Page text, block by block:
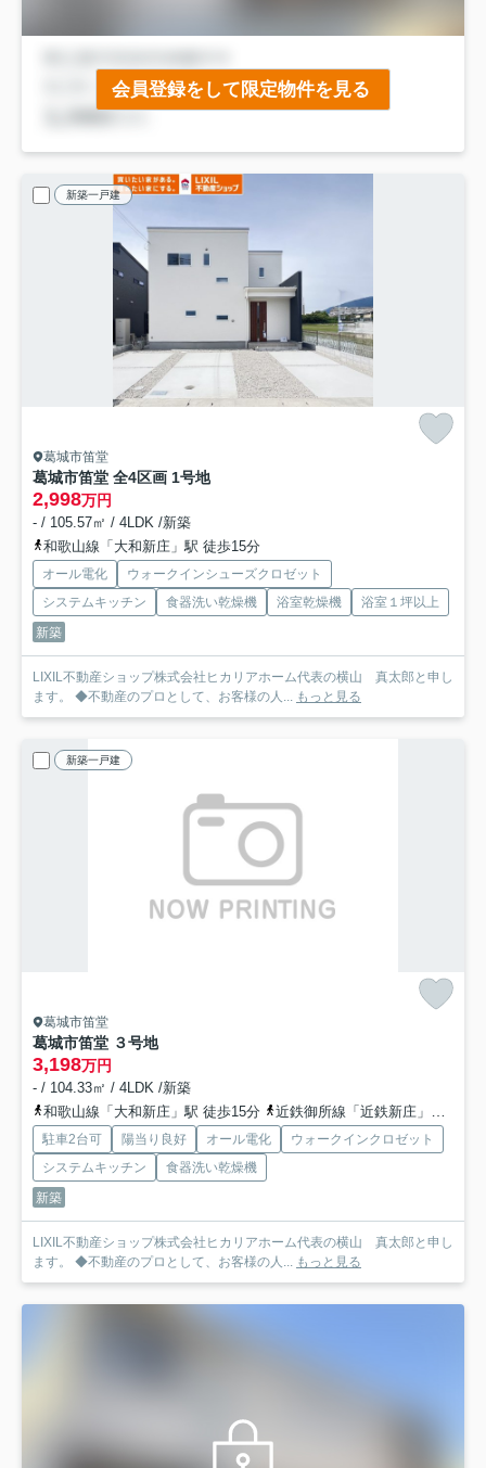
会員登録をして限定物件を見る
新築一戸建
葛城市笛堂
葛城市笛堂 全4区画 1号地
2,998万円
- / 105.57㎡ / 4LDK /新築
和歌山線「大和新庄」駅 徒歩15分
オール電化
ウォークインシューズクロゼット
システムキッチン
食器洗い乾燥機 浴室乾燥機
浴室１坪以上
新築
LIXIL不動産ショップ株式会社ヒカリアホーム代表の横山 真太郎と申し
ます。 ◆不動産のプロとして、お客様の人...
もっと見る
新築一戸建
葛城市笛堂
葛城市笛堂 ３号地
3,198万円
- / 104.33㎡ / 4LDK /新築
和歌山線「大和新庄」駅 徒歩15分
近鉄御所線「近鉄新庄」駅 徒歩22分
駐車2台可 陽当り良好 オール電化
ウォークインクロゼット
システムキッチン
食器洗い乾燥機
新築
LIXIL不動産ショップ株式会社ヒカリアホーム代表の横山 真太郎と申し
ます。 ◆不動産のプロとして、お客様の人...
もっと見る